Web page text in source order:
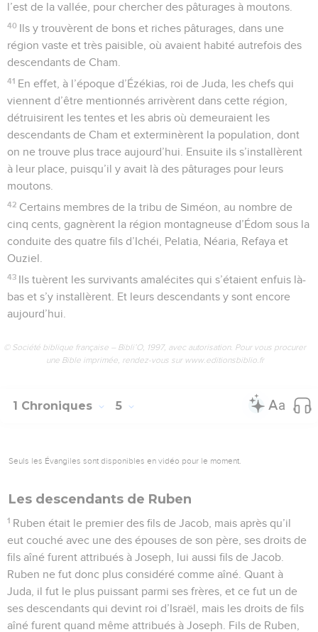
l’est de la vallée, pour chercher des pâturages à moutons.
40 Ils y trouvèrent de bons et riches pâturages, dans une
région vaste et très paisible, où avaient habité autrefois des
descendants de Cham.
41 En effet, à l’époque d’Ézékias, roi de Juda, les chefs qui
viennent d’être mentionnés arrivèrent dans cette région,
détruisirent les tentes et les abris où demeuraient les
descendants de Cham et exterminèrent la population, dont
on ne trouve plus trace aujourd’hui. Ensuite ils s’installèrent
à leur place, puisqu’il y avait là des pâturages pour leurs
moutons.
42 Certains membres de la tribu de Siméon, au nombre de
cinq cents, gagnèrent la région montagneuse d’Édom sous la
conduite des quatre fils d’Ichéi, Pelatia, Néaria, Refaya et
Ouziel.
43 Ils tuèrent les survivants amalécites qui s’étaient enfuis là-
bas et s’y installèrent. Et leurs descendants y sont encore
aujourd’hui.
© Société biblique française – Bibli’O, 1997, avec autorisation. Pour vous procurer
une Bible imprimée, rendez-vous sur www.editionsbiblio.fr
1 Chroniques 5
Seuls les Évangiles sont disponibles en vidéo pour le moment.
Les descendants de Ruben
1 Ruben était le premier des fils de Jacob, mais après qu’il
eut couché avec une des épouses de son père, ses droits de
fils aîné furent attribués à Joseph, lui aussi fils de Jacob.
Ruben ne fut donc plus considéré comme aîné. Quant à
Juda, il fut le plus puissant parmi ses frères, et ce fut un de
ses descendants qui devint roi d’Israël, mais les droits de fils
aîné furent quand même attribués à Joseph. Fils de Ruben,